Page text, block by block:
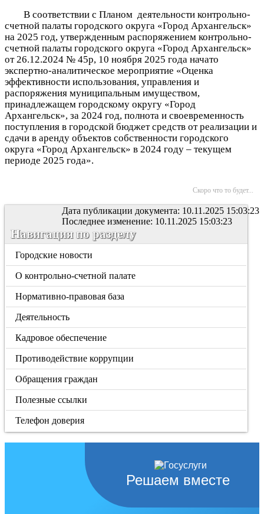
В соответствии с Планом деятельности контрольно-
счетной палаты городского округа «Город Архангельск»
на 2025 год, утвержденным распоряжением контрольно-
счетной палаты городского округа «Город Архангельск»
от 26.12.2024 № 45р, 10 ноября 2025 года начато
экспертно-аналитическое мероприятие «Оценка
эффективности использования, управления и
распоряжения муниципальным имуществом,
принадлежащем городскому округу «Город
Архангельск», за 2024 год, полнота и своевременность
поступления в городской бюджет средств от реализации и
сдачи в аренду объектов собственности городского
округа «Город Архангельск» в 2024 году – текущем
периоде 2025 года».
Скоро что то будет...
Дата публикации документа: 10.11.2025 15:03:23
Последнее изменение: 10.11.2025 15:03:23
Навигация по разделу
Городские новости
О контрольно-счетной палате
Нормативно-правовая база
Деятельность
Кадровое обеспечение
Противодействие коррупции
Обращения граждан
Полезные ссылки
Телефон доверия
Решаем вместе